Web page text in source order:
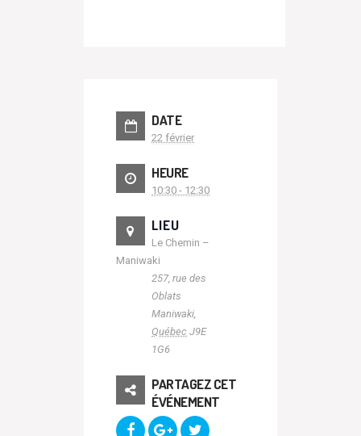
DATE
22 février
HEURE
10:30 - 12:30
LIEU
Le Chemin –
Maniwaki
257, rue des
Oblats
Maniwaki,
Québec J9E
1G6
PARTAGEZ CET
ÉVÉNEMENT